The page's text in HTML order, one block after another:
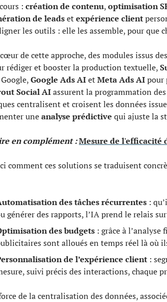
: création de contenu,optimisation
de leadsetexpérience client
les outils : elle les assemble, pour que
de cette approche, des modules issus
rédiger et booster la production textuelle,
Google Ads AIetMeta Ads AIpour
Social AIassurent la programmation
centralisent et croisent les données
uneanalyse prédictive qui ajuste la
en complément :Mesure de l'efficacité
comment ces solutions se traduisent
des tâches récurrentes :
générer des rapports, l’IA prend le relais
des budgets : grâce à
sont alloués en temps réel là où
de l’expérience client :
suivi précis des interactions, chaque
de la centralisation des données,